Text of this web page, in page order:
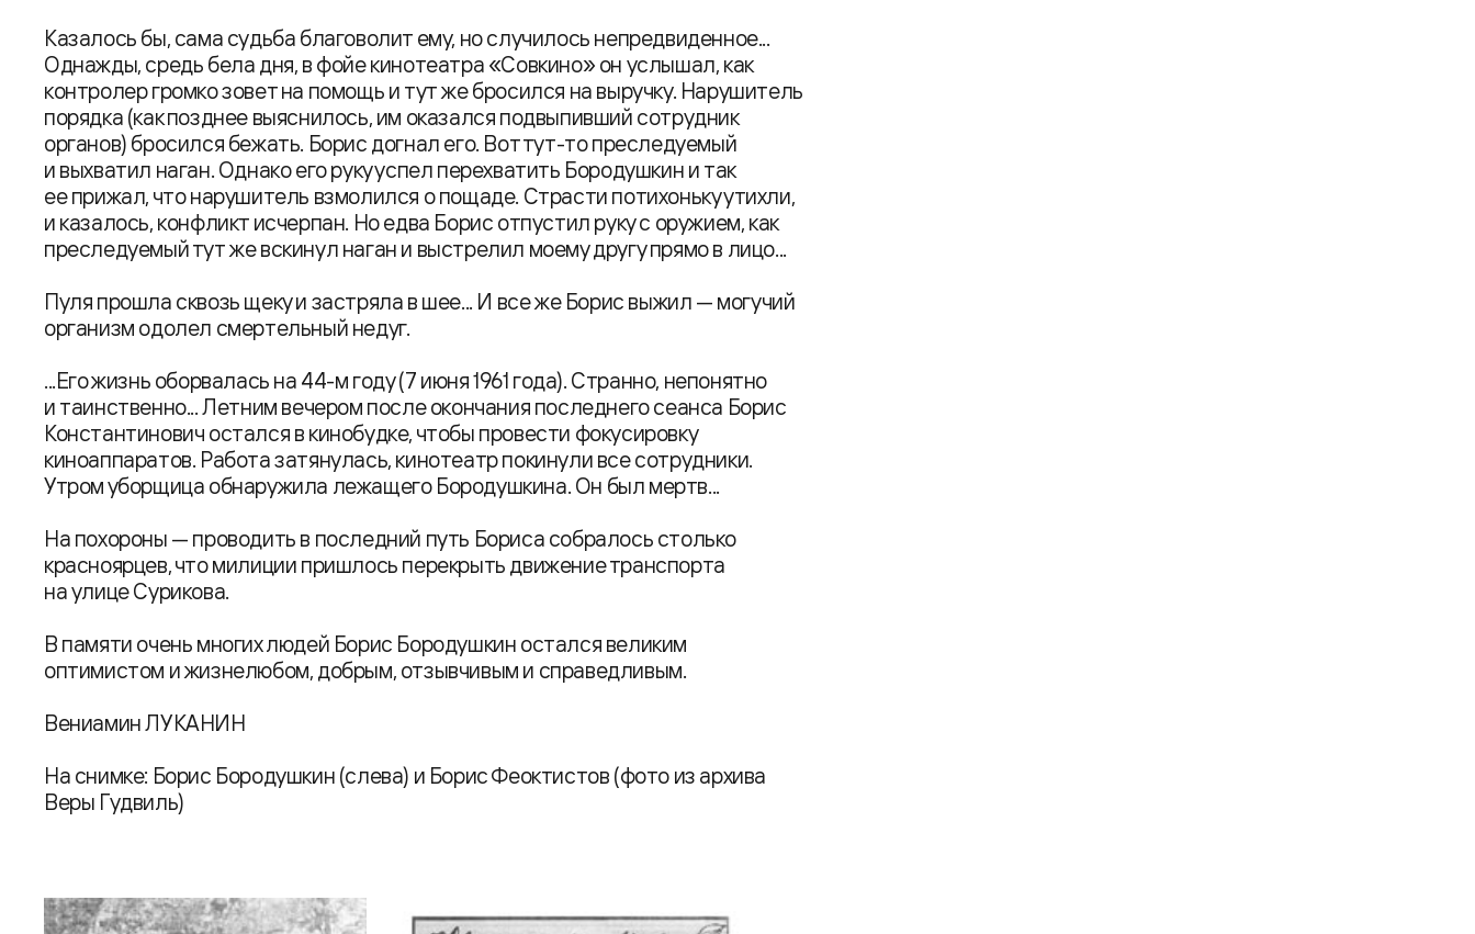
Казалось бы, сама судьба благоволит ему, но случилось непредвиденное...
Однажды, средь бела дня, в фойе кинотеатра «Совкино» он услышал, как
контролер громко зовет на помощь и тут же бросился на выручку. Нарушитель
порядка (как позднее выяснилось, им оказался подвыпивший сотрудник
органов) бросился бежать. Борис догнал его. Вот тут-то преследуемый
и выхватил наган. Однако его руку успел перехватить Бородушкин и так
ее прижал, что нарушитель взмолился о пощаде. Страсти потихоньку утихли,
и казалось, конфликт исчерпан. Но едва Борис отпустил руку с оружием, как
преследуемый тут же вскинул наган и выстрелил моему другу прямо в лицо...
Пуля прошла сквозь щеку и застряла в шее... И все же Борис выжил — могучий
организм одолел смертельный недуг.
...Его жизнь оборвалась на 44-м году (7 июня 1961 года). Странно, непонятно
и таинственно... Летним вечером после окончания последнего сеанса Борис
Константинович остался в кинобудке, чтобы провести фокусировку
киноаппаратов. Работа затянулась, кинотеатр покинули все сотрудники.
Утром уборщица обнаружила лежащего Бородушкина. Он был мертв...
На похороны — проводить в последний путь Бориса собралось столько
красноярцев, что милиции пришлось перекрыть движение транспорта
на улице Сурикова.
В памяти очень многих людей Борис Бородушкин остался великим
оптимистом и жизнелюбом, добрым, отзывчивым и справедливым.
Вениамин ЛУКАНИН
На снимке: Борис Бородушкин (слева) и Борис Феоктистов (фото из архива
Веры Гудвиль)